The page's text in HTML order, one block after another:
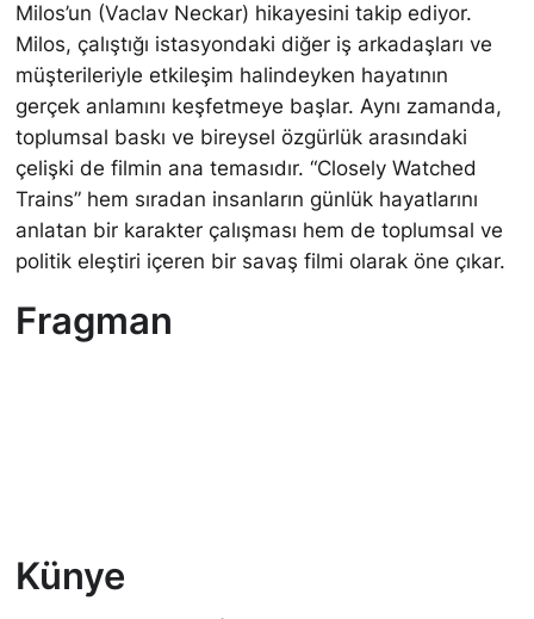
Milos’un (Vaclav Neckar) hikayesini takip ediyor.
Milos, çalıştığı istasyondaki diğer iş arkadaşları ve
müşterileriyle etkileşim halindeyken hayatının
gerçek anlamını keşfetmeye başlar. Aynı zamanda,
toplumsal baskı ve bireysel özgürlük arasındaki
çelişki de filmin ana temasıdır. “Closely Watched
Trains” hem sıradan insanların günlük hayatlarını
anlatan bir karakter çalışması hem de toplumsal ve
politik eleştiri içeren bir savaş filmi olarak öne çıkar.
Fragman
Künye